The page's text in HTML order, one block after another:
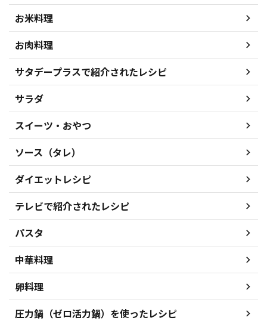
お米料理
お肉料理
サタデープラスで紹介されたレシピ
サラダ
スイーツ・おやつ
ソース（タレ）
ダイエットレシピ
テレビで紹介されたレシピ
パスタ
中華料理
卵料理
圧力鍋（ゼロ活力鍋）を使ったレシピ